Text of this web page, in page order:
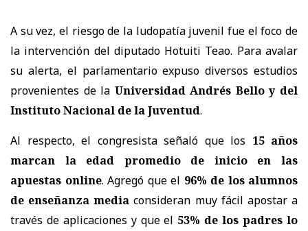
A su vez, el riesgo de la ludopatía juvenil fue el foco de
la intervención del diputado Hotuiti Teao. Para avalar
su alerta, el parlamentario expuso diversos estudios
provenientes de la Universidad Andrés Bello y del
Instituto Nacional de la Juventud.
Al respecto, el congresista señaló que los 15 años
marcan la edad promedio de inicio en las
apuestas online. Agregó que el 96% de los alumnos
de enseñanza media consideran muy fácil apostar a
través de aplicaciones y que el 53% de los padres lo